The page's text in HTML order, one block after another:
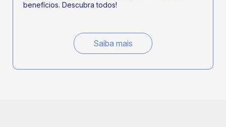
benefícios. Descubra todos!
Saiba mais